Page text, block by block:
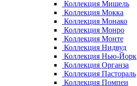
Коллекция Мишель
Коллекция Мокка
Коллекция Монако
Коллекция Монро
Коллекция Монте
Коллекция Нидвуд
Коллекция Нью-Йорк
Коллекция Органза
Коллекция Пастораль
Коллекция Помпеи